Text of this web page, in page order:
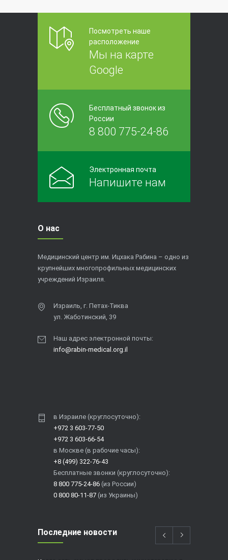
Посмотреть наше
расположение
Мы на карте
Google
Бесплатный звонок из
России
8 800 775-24-86
Электронная почта
Напишите нам
О нас
Медицинский центр им. Ицхака Рабина – одно из
крупнейших многопрофильных медицинских
учреждений Израиля.
Израиль, г. Петах-Тиква
ул. Жаботинский, 39
Наш адрес электронной почты:
info@rabin-medical.org.il
в Израиле (круглосуточно):
+972 3 603-77-50
+972 3 603-66-54
в Москве (в рабочие часы):
+8 (499) 322-76-43
Бесплатные звонки (круглосуточно):
8 800 775-24-86 (из России)
0 800 80-11-87 (из Украины)
Последние новости